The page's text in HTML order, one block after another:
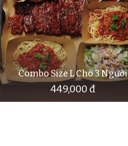
Combo Size L Cho 3 Người
449,000 đ